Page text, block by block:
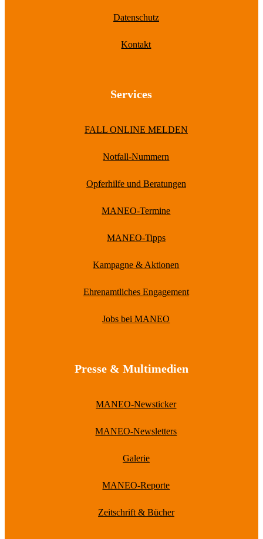
Datenschutz
Kontakt
Services
FALL ONLINE MELDEN
Notfall-Nummern
Opferhilfe und Beratungen
MANEO-Termine
MANEO-Tipps
Kampagne & Aktionen
Ehrenamtliches Engagement
Jobs bei MANEO
Presse & Multimedien
MANEO-Newsticker
MANEO-Newsletters
Galerie
MANEO-Reporte
Zeitschrift & Bücher